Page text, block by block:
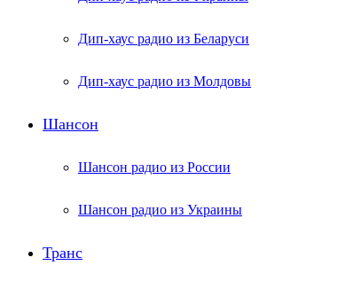
Дип-хаус радио из Беларуси
Дип-хаус радио из Молдовы
Шансон
Шансон радио из России
Шансон радио из Украины
Транс